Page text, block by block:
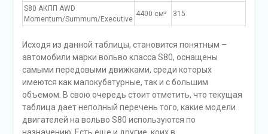
S80 AКПП AWD
Momentum/Summum/Executive
4400 см³ 315
Исходя из данной таблицы, становится понятным –
автомобили марки вольво класса S80, оснащены
самыми передовыми движками, среди которых
имеются как малокубатурные, так и с большим
объемом. В свою очередь стоит отметить, что текущая
таблица дает неполный перечень того, какие модели
двигателей на вольво S80 используются по